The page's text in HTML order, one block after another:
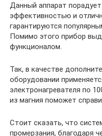
Данный аппарат
эффективностью и
гарантируются
Помимо этого прибор
функционалом.
Так, в качестве
оборудовании
электронагревателя по
из магния поможет
Стоит сказать, что
промерзания, благодаря